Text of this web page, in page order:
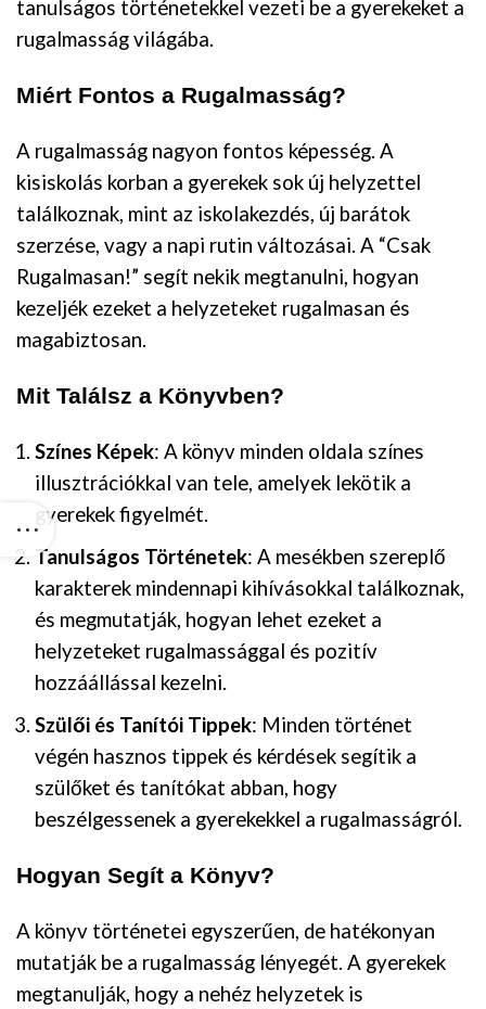
tanulságos történetekkel vezeti be a gyerekeket a
rugalmasság világába.
Miért Fontos a Rugalmasság?
A rugalmasság nagyon fontos képesség. A
kisiskolás korban a gyerekek sok új helyzettel
találkoznak, mint az iskolakezdés, új barátok
szerzése, vagy a napi rutin változásai. A “Csak
Rugalmasan!” segít nekik megtanulni, hogyan
kezeljék ezeket a helyzeteket rugalmasan és
magabiztosan.
Mit Találsz a Könyvben?
Színes Képek: A könyv minden oldala színes
illusztrációkkal van tele, amelyek lekötik a
gyerekek figyelmét.
Tanulságos Történetek: A mesékben szereplő
karakterek mindennapi kihívásokkal találkoznak,
és megmutatják, hogyan lehet ezeket a
helyzeteket rugalmassággal és pozitív
hozzáállással kezelni.
Szülői és Tanítói Tippek: Minden történet
végén hasznos tippek és kérdések segítik a
szülőket és tanítókat abban, hogy
beszélgessenek a gyerekekkel a rugalmasságról.
Hogyan Segít a Könyv?
A könyv történetei egyszerűen, de hatékonyan
mutatják be a rugalmasság lényegét. A gyerekek
megtanulják, hogy a nehéz helyzetek is